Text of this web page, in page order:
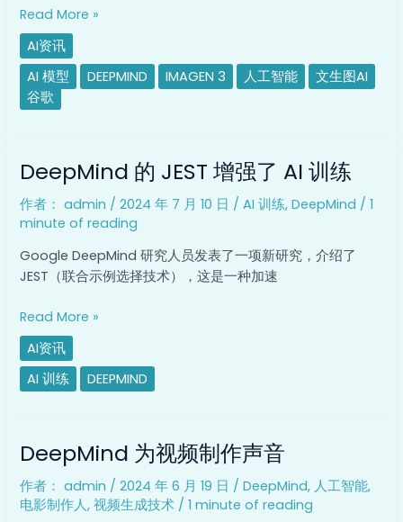
图
AI
访
问
Read More »
AI资讯
AI 模型
DEEPMIND IMAGEN 3 人工智能
文生图AI
谷歌
DeepMind 的 JEST 增强了 AI 训练
作者： admin /2024 年 7 月 10 日 /AI 训练,DeepMind /1
minute of reading
Google DeepMind 研究人员发表了一项新研究，介绍了
JEST（联合示例选择技术），这是一种加速
的
增
强
了
AI
练
Read More »
AI资讯
AI 训练
DEEPMIND
DeepMind 为视频制作声音
作者： admin /2024 年 6 月 19 日 /DeepMind, 人工智能,
电影制作人,视频生成技术 /1 minute of reading
视
制
作